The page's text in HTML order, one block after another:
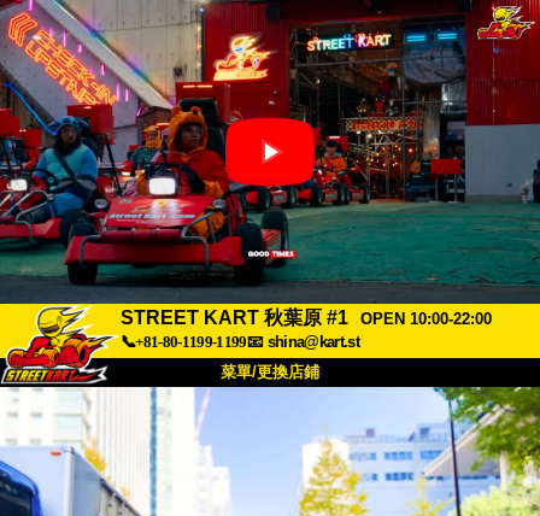
STREET KART 秋葉原 #1
OPEN 10:00-22:00
📞+81-80-1199-1199📧 shina@kart.st
菜單/更換店鋪
關於 價格
交通方式 顧客聲音 常見問題